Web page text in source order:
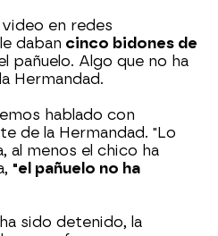
en redes
daban cinco bidones de
pañuelo. Algo que no ha
Hermandad.
hablado con
de la Hermandad. "Lo
al menos el chico ha
"el pañuelo no ha
sido detenido, la